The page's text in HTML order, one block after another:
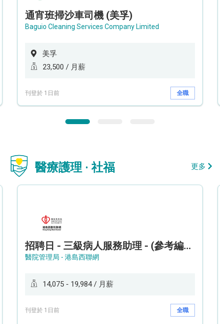
通宵班掃沙車司機 (美孚)
Baguio Cleaning Services Company Limited
美孚
23,500 / 月薪
刊登於 1日前 全職
醫療護理 · 社福 更多
招聘日 - 三級病人服務助理 - (參考編號: HKWCS260107)
醫院管理局 - 港島西聯網
14,075 - 19,984 / 月薪
刊登於 1日前 全職